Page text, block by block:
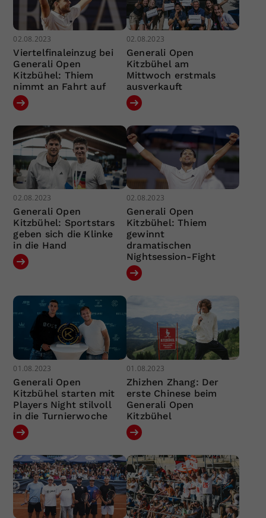
02.08.2023
Viertelfinaleinzug bei
Generali Open
Kitzbühel: Thiem
nimmt an Fahrt auf
02.08.2023
Generali Open
Kitzbühel am
Mittwoch erstmals
ausverkauft
02.08.2023
Generali Open
Kitzbühel: Sportstars
geben sich die Klinke
in die Hand
02.08.2023
Generali Open
Kitzbühel: Thiem
gewinnt
dramatischen
Nightsession-Fight
01.08.2023
Generali Open
Kitzbühel starten mit
Players Night stilvoll
in die Turnierwoche
01.08.2023
Zhizhen Zhang: Der
erste Chinese beim
Generali Open
Kitzbühel